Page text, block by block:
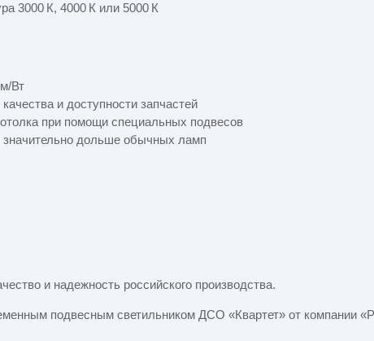
3000 К, 4000 К или 5000 К
Вт
и доступности запчастей
при помощи специальных подвесов
дольше обычных ламп
и надежность российского производства.
подвесным светильником ДСО «Квартет» от компании